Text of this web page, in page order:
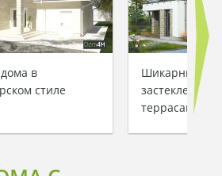
в
стиле
Шикарный
террасами